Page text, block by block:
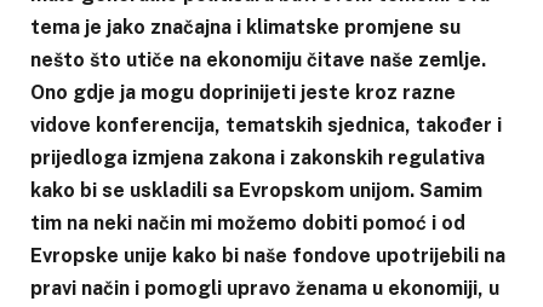
tema je jako značajna i klimatske promjene su
nešto što utiče na ekonomiju čitave naše zemlje.
Ono gdje ja mogu doprinijeti jeste kroz razne
vidove konferencija, tematskih sjednica, također i
prijedloga izmjena zakona i zakonskih regulativa
kako bi se uskladili sa Evropskom unijom. Samim
tim na neki način mi možemo dobiti pomoć i od
Evropske unije kako bi naše fondove upotrijebili na
pravi način i pomogli upravo ženama u ekonomiji, u